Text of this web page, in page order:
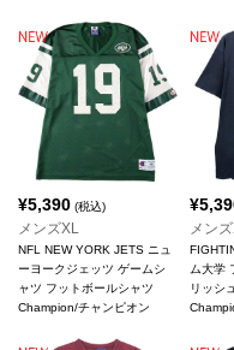
¥5,390 (税込)
メンズXL
NFL NEW YORK JETS ニュ
ーヨークジェッツ ゲームシ
ャツ フットボールシャツ
Champion/チャンピオン
¥
メン
ム大学
リッシ